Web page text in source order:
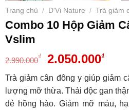
Trang chủ / D'Vi Nature / Trà giảm
Combo 10 Hộp Giảm
Vslim
2.990.000₫ 2.050.000₫
Trà giảm cân đông y giúp giảm
lượng mỡ thừa. Thải độc gan
dẻ hồng hào. Giảm mỡ máu,